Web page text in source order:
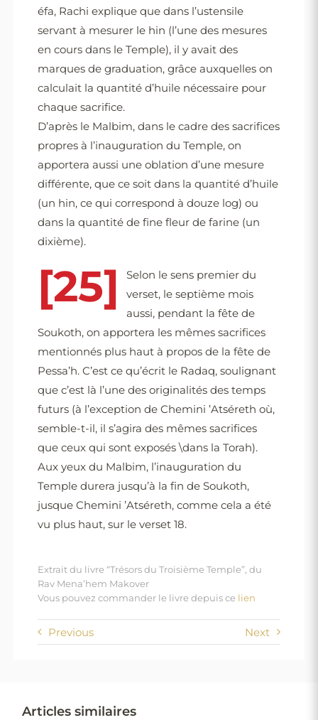
éfa, Rachi explique que dans l’ustensile
servant à mesurer le hin (l’une des mesures
en cours dans le Temple), il y avait des
marques de graduation, grâce auxquelles on
calculait la quantité d’huile nécessaire pour
chaque sacrifice.
D’après le Malbim, dans le cadre des sacrifices
propres à l’inauguration du Temple, on
apportera aussi une oblation d’une mesure
différente, que ce soit dans la quantité d’huile
(un hin, ce qui correspond à douze log) ou
dans la quantité de fine fleur de farine (un
dixième).
[25]
Selon le sens premier du
verset, le septième mois
aussi, pendant la fête de
Soukoth, on apportera les mêmes sacrifices
mentionnés plus haut à propos de la fête de
Pessa’h. C’est ce qu’écrit le Radaq, soulignant
que c’est là l’une des originalités des temps
futurs (à l’exception de Chemini ’Atséreth où,
semble-t-il, il s’agira des mêmes sacrifices
que ceux qui sont exposés \dans la Torah).
Aux yeux du Malbim, l’inauguration du
Temple durera jusqu’à la fin de Soukoth,
jusque Chemini ’Atséreth, comme cela a été
vu plus haut, sur le verset 18.
Extrait du livre “Trésors du Troisième Temple”, du
Rav Mena’hem Makover
Vous pouvez commander le livre depuis ce lien
Previous Next
Articles similaires